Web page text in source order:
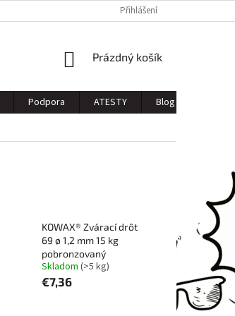
Přihlášení
NÁKUPNÍ
Prázdný košík
Podpora ATESTY Blog
KOWAX® Zvárací drôt
69 ø 1,2 mm 15 kg
pobronzovaný
Skladom (>5 kg)
€7,36